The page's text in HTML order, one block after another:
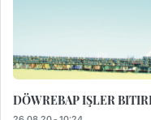
DÖWREBAP IŞLER